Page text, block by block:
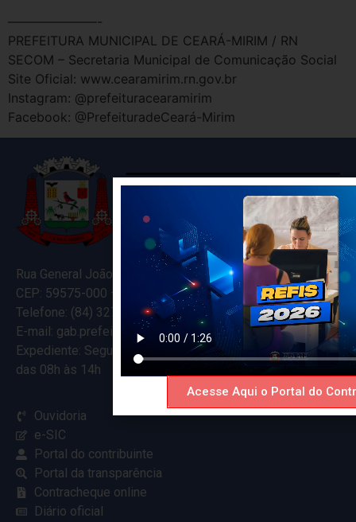
———————-
PREFEITURA MUNICIPAL DE CEARÁ-MIRIM / RN
SECOM – Secretaria Municipal de Comunicação Social
Site Oficial: www.cearamirim.rn.gov.br
Instagram: @prefeituracearamirim
Facebook: @PrefeituradeCeará-Mirim
Rua General João Varela, 635
CEP: 59575-000 – Ceará-Mirim – RN
Telefone: (84) 3274-5916
E-mail: gab.prefeitocearamirim@gmail.com
Expediente: Segunda à Sexta
das 08h às 14h
Ouvidoria
e-SIC
Portal do contribuinte
Portal da transparência
Contracheque online
Diário oficial
Acesse Aqui o Portal do